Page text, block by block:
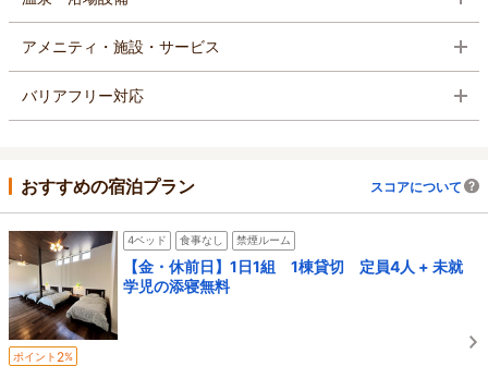
アメニティ・施設・サービス
バリアフリー対応
おすすめの宿泊プラン スコアについて
4ベッド 食事なし 禁煙ルーム
【金・休前日】1日1組 1棟貸切 定員4人 + 未就
学児の添寝無料
ポイント 2%